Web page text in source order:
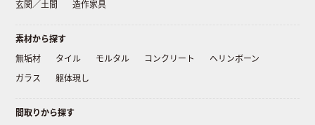
玄関／土間
造作家具
素材から探す
無垢材
タイル モルタル コンクリート
ヘリンボーン
ガラス
躯体現し
間取りから探す